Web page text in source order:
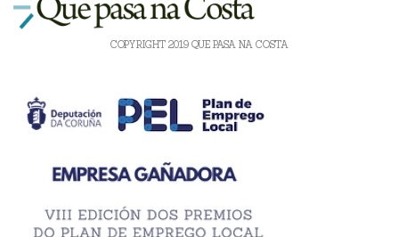
COPYRIGHT 2019 QUE PASA NA COSTA